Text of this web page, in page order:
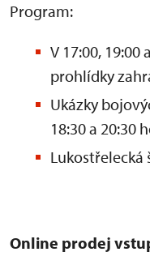
Program:
V 17:00,
prohlídky
Ukázky
18:30 a 20:30
Lukostřelecká
Online prodej